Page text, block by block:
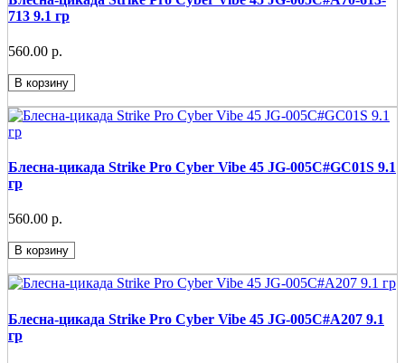
713 9.1 гр
560.00 р.
В корзину
Блесна-цикада Strike Pro Cyber Vibe 45 JG-005C#GC01S 9.1
гр
560.00 р.
В корзину
Блесна-цикада Strike Pro Cyber Vibe 45 JG-005C#A207 9.1
гр